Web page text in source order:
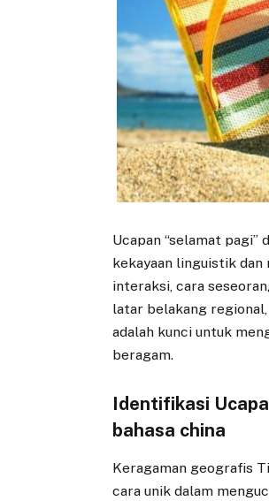
Ucapan “selamat pagi”
kekayaan linguistik dan
interaksi, cara
latar belakang
adalah kunci untuk
beragam.
Identifikasi
bahasa china
Keragaman geografis
cara unik dalam